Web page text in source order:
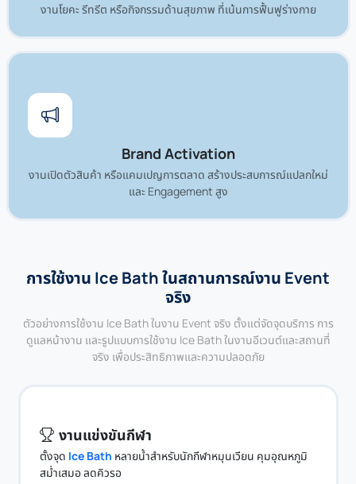
งานโยคะ รีทรีต หรือกิจกรรมด้านสุขภาพ ที่เน้นการฟื้นฟูร่างกาย
Brand Activation
งานเปิดตัวสินค้า หรือแคมเปญการตลาด สร้างประสบการณ์แปลกใหม่
และ Engagement สูง
การใช้งาน Ice Bath ในสถานการณ์งาน Event
จริง
ตัวอย่างการใช้งาน Ice Bath ในงาน Event จริง ตั้งแต่จัดจุดบริการ การ
ดูแลหน้างาน และรูปแบบการใช้งาน Ice Bath ในงานอีเวนต์และสถานที่
จริง เพื่อประสิทธิภาพและความปลอดภัย
งานแข่งขันกีฬา
ตั้งจุด Ice Bath หลายน้ำสำหรับนักกีฬาหมุนเวียน คุมอุณหภูมิ
สม่ำเสมอ ลดคิวรอ